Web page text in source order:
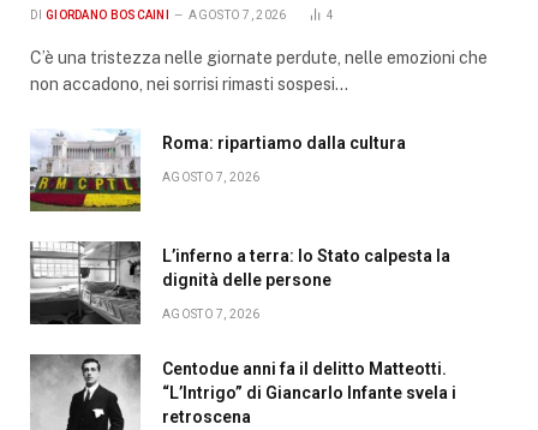
DI GIORDANO BOSCAINI AGOSTO 7, 2026 4
C’è una tristezza nelle giornate perdute, nelle emozioni che
non accadono, nei sorrisi rimasti sospesi…
Roma: ripartiamo dalla cultura
AGOSTO 7, 2026
L’inferno a terra: lo Stato calpesta la
dignità delle persone
AGOSTO 7, 2026
Centodue anni fa il delitto Matteotti.
“L’Intrigo” di Giancarlo Infante svela i
retroscena